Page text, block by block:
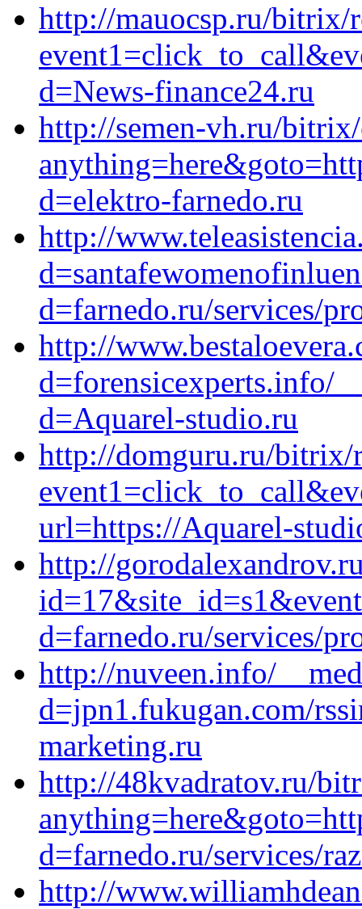
http://mauocsp.ru/bitrix/
d=News-finance24.ru
http://semen-vh.ru/
d=elektro-farnedo.ru
http://
d=farnedo.ru/services/
http://
d=forensicexperts.info/
d=Aquarel-studio.ru
http://domguru.ru/bitrix/
url=https://Aquarel-
http://
d=farnedo.ru/services/
http://nuveen.info/
d=jpn1.fukugan.com/
marketing.ru
http://48kvadratov.ru/
d=farnedo.ru/services/
http://